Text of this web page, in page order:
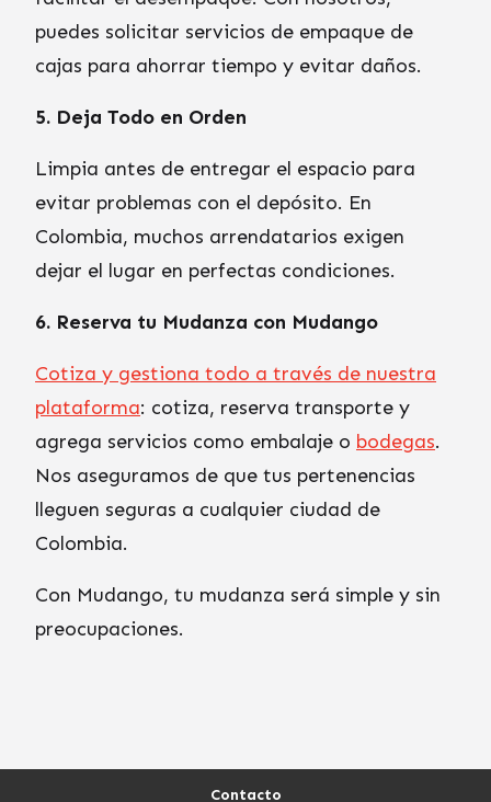
puedes solicitar servicios de empaque de
cajas para ahorrar tiempo y evitar daños.
5. Deja Todo en Orden
Limpia antes de entregar el espacio para
evitar problemas con el depósito. En
Colombia, muchos arrendatarios exigen
dejar el lugar en perfectas condiciones.
6. Reserva tu Mudanza con Mudango
Cotiza y gestiona todo a través de nuestra
plataforma: cotiza, reserva transporte y
agrega servicios como embalaje o bodegas.
Nos aseguramos de que tus pertenencias
lleguen seguras a cualquier ciudad de
Colombia.
Con Mudango, tu mudanza será simple y sin
preocupaciones.
Contacto